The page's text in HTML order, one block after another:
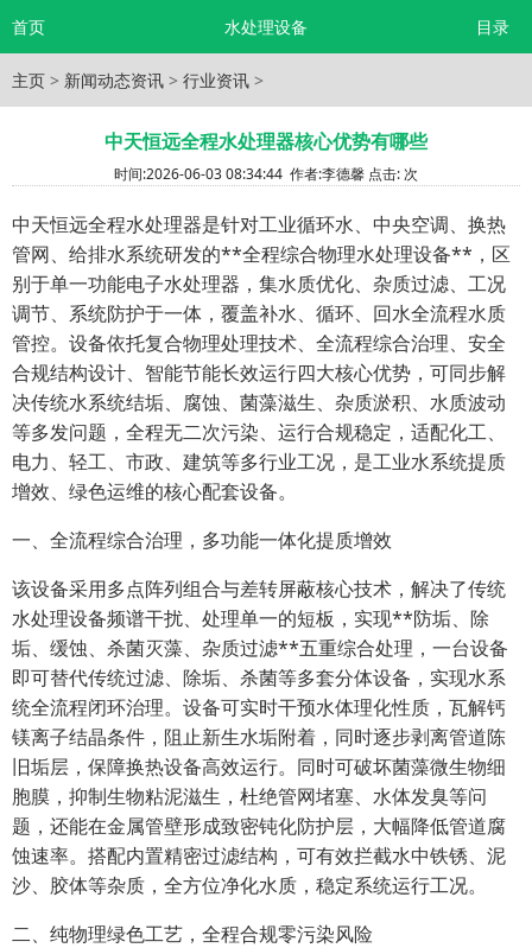
首页 水处理设备 目录
主页 > 新闻动态资讯 > 行业资讯 >
中天恒远全程水处理器核心优势有哪些
时间:2026-06-03 08:34:44 作者:李德馨 点击: 次
中天恒远全程水处理器是针对工业循环水、中央空调、换热
管网、给排水系统研发的**全程综合物理水处理设备**，区
别于单一功能电子水处理器，集水质优化、杂质过滤、工况
调节、系统防护于一体，覆盖补水、循环、回水全流程水质
管控。设备依托复合物理处理技术、全流程综合治理、安全
合规结构设计、智能节能长效运行四大核心优势，可同步解
决传统水系统结垢、腐蚀、菌藻滋生、杂质淤积、水质波动
等多发问题，全程无二次污染、运行合规稳定，适配化工、
电力、轻工、市政、建筑等多行业工况，是工业水系统提质
增效、绿色运维的核心配套设备。
一、全流程综合治理，多功能一体化提质增效
该设备采用多点阵列组合与差转屏蔽核心技术，解决了传统
水处理设备频谱干扰、处理单一的短板，实现**防垢、除
垢、缓蚀、杀菌灭藻、杂质过滤**五重综合处理，一台设备
即可替代传统过滤、除垢、杀菌等多套分体设备，实现水系
统全流程闭环治理。设备可实时干预水体理化性质，瓦解钙
镁离子结晶条件，阻止新生水垢附着，同时逐步剥离管道陈
旧垢层，保障换热设备高效运行。同时可破坏菌藻微生物细
胞膜，抑制生物粘泥滋生，杜绝管网堵塞、水体发臭等问
题，还能在金属管壁形成致密钝化防护层，大幅降低管道腐
蚀速率。搭配内置精密过滤结构，可有效拦截水中铁锈、泥
沙、胶体等杂质，全方位净化水质，稳定系统运行工况。
二、纯物理绿色工艺，全程合规零污染风险